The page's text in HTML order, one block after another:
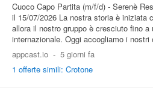
Pubblica
Cuoco Capo Partita (m/f/d) - Serenè
il 15/07/2026 La nostra storia è iniziata
allora il nostro gruppo è cresciuto fino a
internazionale. Oggi accogliamo i nostri
appcast.io - 5 giorni fa
1 offerte simili: Crotone